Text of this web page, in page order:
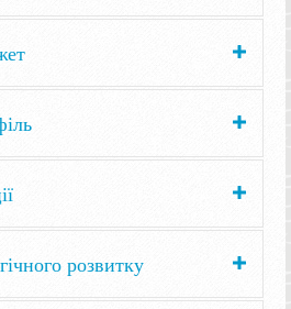
розвитку